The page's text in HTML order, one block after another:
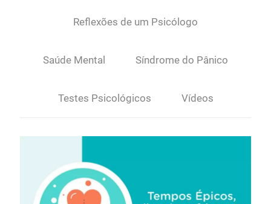
Reflexões de um Psicólogo
Saúde Mental Síndrome do Pânico
Testes Psicológicos Vídeos